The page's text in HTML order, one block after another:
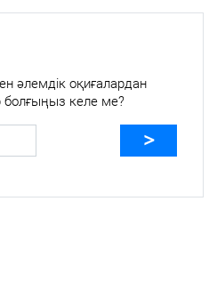
әлемдік оқиғалардан
болғыңыз келе ме?